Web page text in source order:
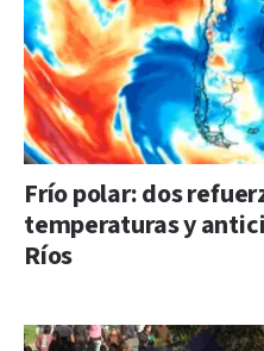
Frío polar: dos
temperaturas y
Ríos